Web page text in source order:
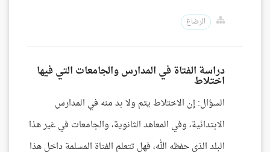
الرضاع
دراسة الفتاة في المدارس والجامعات التي فيها
اختلاط
السؤال: إن الاختلاط يتم ولا بد منه في المدارس
الابتدائية، وفي المعاهد الثانوية، والجامعات في غير هذا
البلد الذي حفظه الله، فهل تتعلم الفتاة المسلمة داخل هذا